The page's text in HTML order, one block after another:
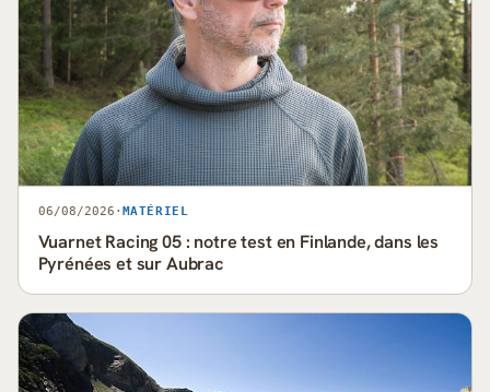
06/08/2026 · MATÉRIEL
Vuarnet Racing 05 : notre test en Finlande, dans les
Pyrénées et sur Aubrac